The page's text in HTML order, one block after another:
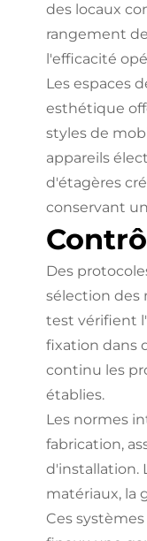
des locaux
rangement
l'efficacité
Les espaces
esthétique
styles de
appareils
d'étagères
conservant
Des
sélection des
test vérifient
fixation dans
continu les
établies.
Les normes
fabrication,
d'installation.
matériaux, la
Ces